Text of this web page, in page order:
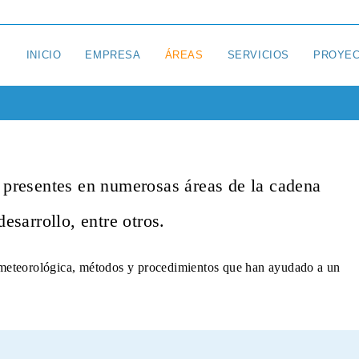
INICIO EMPRESA ÁREAS SERVICIOS
en numerosas áreas de la cadena
entre otros.
métodos y procedimientos que han ayudado a un